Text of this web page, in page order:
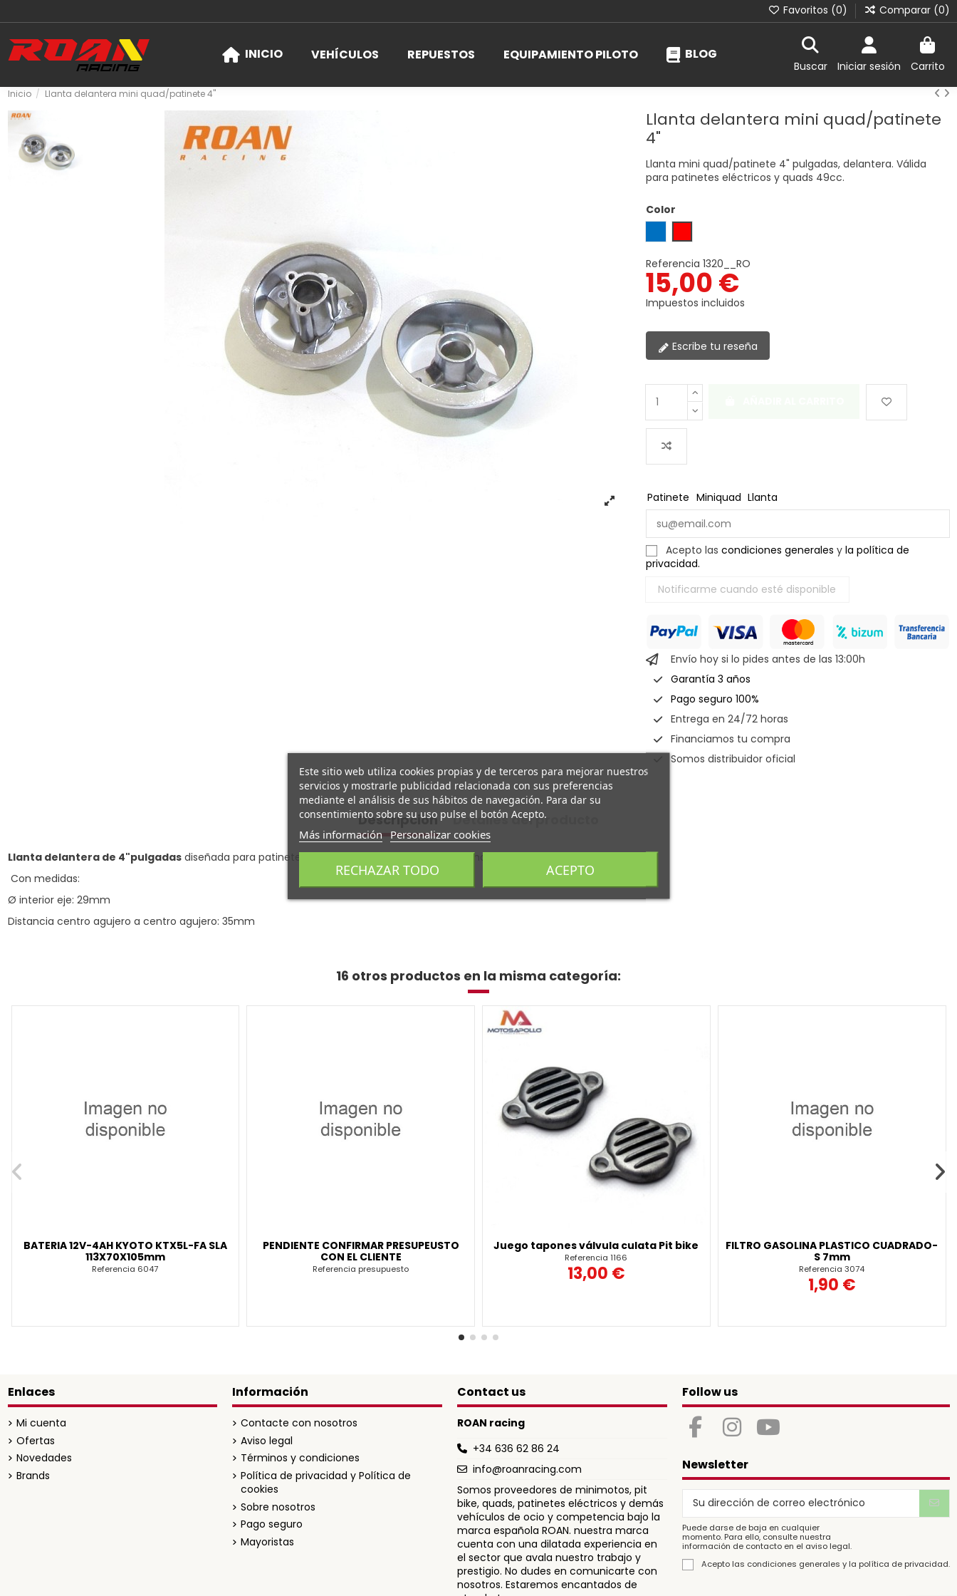
Favoritos (0) Comparar (0)
INICIO VEHÍCULOS REPUESTOS EQUIPAMIENTO PILOTO BLOG
Buscar Iniciar sesión Carrito
Inicio Llanta delantera mini quad/patinete 4"
Llanta delantera mini quad/patinete
4"
Llanta mini quad/patinete 4" pulgadas, delantera. Válida
para patinetes eléctricos y quads 49cc.
Color
Referencia 1320__RO
15,00 €
Impuestos incluidos
Escribe tu reseña
Patinete Miniquad Llanta
Acepto las condiciones generales y la política de
privacidad.
Envío hoy si lo pides antes de las 13:00h
Garantía 3 años
Pago seguro 100%
Entrega en 24/72 horas
Financiamos tu compra
Somos distribuidor oficial
Descripción Detalles del producto
Llanta delantera de 4"pulgadasdiseñada para patinetes eléctricos y mini quads 49cc como el ROAN ECO.
Con medidas:
Ø interior eje: 29mm
Distancia centro agujero a centro agujero: 35mm
16 otros productos en la misma categoría:
BATERIA 12V-4AH KYOTO KTX5L-FA SLA
113X70X105mm
Referencia 6047
PENDIENTE CONFIRMAR PRESUPEUSTO
CON EL CLIENTE
Referencia presupuesto
Juego tapones válvula culata Pit bike
Referencia1166
13,00 €
FILTRO GASOLINA PLASTICO CUADRADO-
S 7mm
Referencia3074
1,90 €
Enlaces
Mi cuenta
Ofertas
Novedades
Brands
Información
Contacte con nosotros
Aviso legal
Términos y condiciones
Política de privacidad y Política de
cookies
Sobre nosotros
Pago seguro
Mayoristas
Contact us
ROAN racing
+34 636 62 86 24
info@roanracing.com
Somos proveedores de minimotos, pit
bike, quads, patinetes eléctricos y demás
vehículos de ocio y competencia bajo la
marca española ROAN. nuestra marca
cuenta con una dilatada experiencia en
el sector que avala nuestro trabajo y
prestigio. No dudes en comunicarte con
nosotros. Estaremos encantados de
Este sitio web utiliza cookies propias y de terceros para mejorar nuestros
servicios y mostrarle publicidad relacionada con sus preferencias
mediante el análisis de sus hábitos de navegación. Para dar su
consentimiento sobre su uso pulse el botón Acepto.
Más información Personalizar cookies
RECHAZAR TODO ACEPTO
Follow us
Newsletter
Puede darse de baja en cualquier
momento. Para ello, consulte nuestra
información de contacto en el aviso legal.
Acepto las condiciones generales y la política de privacidad.